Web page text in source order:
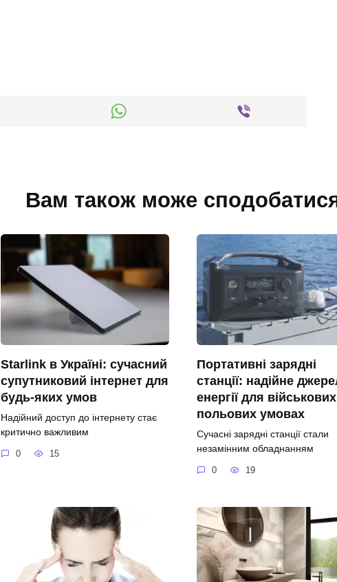
Вам також може
Starlink в Україні: сучасний
супутниковий інтернет для
будь-яких умов
Надійний доступ до інтернету стає
критично важливим
0 15
Портативні зарядні
станції: надійне
енергії для
польових умовах
Сучасні зарядні станції стали
незамінним обладнанням
0 19